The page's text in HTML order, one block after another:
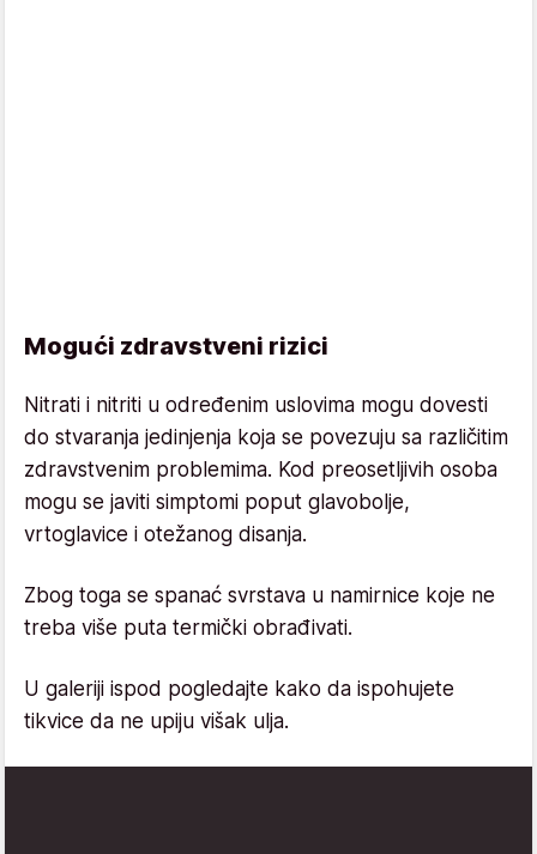
Mogući zdravstveni rizici
Nitrati i nitriti u određenim uslovima mogu dovesti
do stvaranja jedinjenja koja se povezuju sa različitim
zdravstvenim problemima. Kod preosetljivih osoba
mogu se javiti simptomi poput glavobolje,
vrtoglavice i otežanog disanja.
Zbog toga se spanać svrstava u namirnice koje ne
treba više puta termički obrađivati.
U galeriji ispod pogledajte kako da ispohujete
tikvice da ne upiju višak ulja.